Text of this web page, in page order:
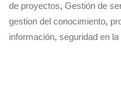
de proyectos, Gestión de
gestion del conocimiento,
información, seguridad en la